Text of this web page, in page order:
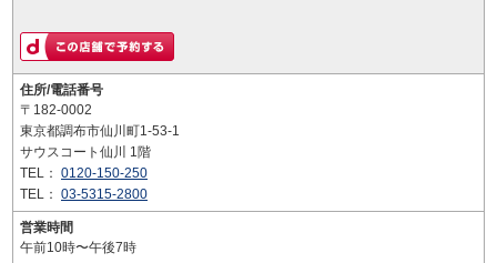
住所/電話番号
〒182-0002
東京都調布市仙川町1-53-1
サウスコート仙川 1階
TEL： 0120-150-250
TEL： 03-5315-2800
営業時間
午前10時〜午後7時